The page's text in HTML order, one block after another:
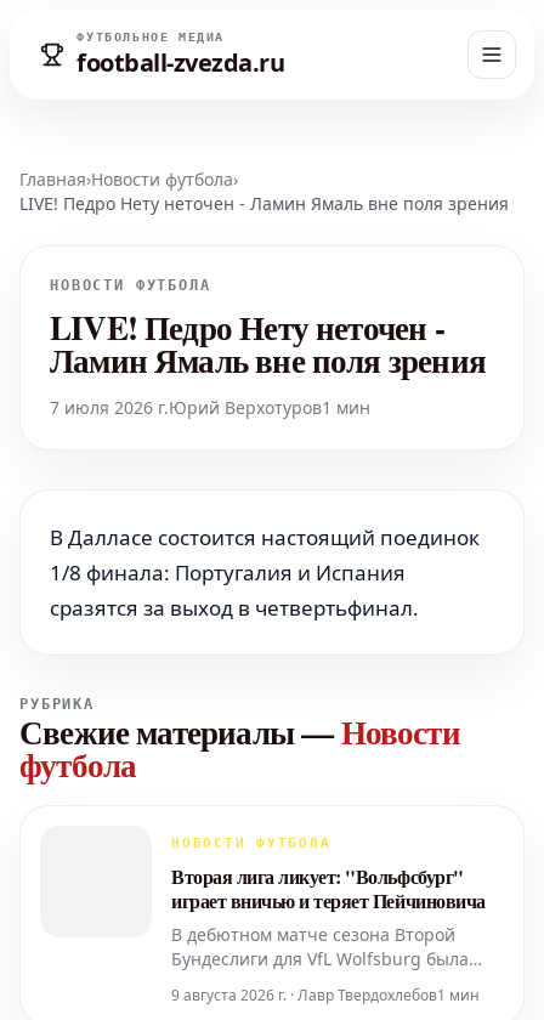
ФУТБОЛЬНОЕ МЕДИА
football-zvezda.ru
Главная›Новости футбола›
LIVE! Педро Нету неточен - Ламин Ямаль вне поля зрения
НОВОСТИ ФУТБОЛА
LIVE! Педро Нету неточен -
Ламин Ямаль вне поля зрения
7 июля 2026 г.Юрий Верхотуров1 мин
В Далласе состоится настоящий поединок
1/8 финала: Португалия и Испания
сразятся за выход в четвертьфинал.
РУБРИКА
Свежие материалы—Новости
футбола
НОВОСТИ ФУТБОЛА
Вторая лига ликует: "Вольфсбург"
играет вничью и теряет Пейчиновича
В дебютном матче сезона Второй
Бундеслиги для VfL Wolfsburg была
зафиксирована нулевая ничья с
командой "Кайзерслаутерн". После
9 августа 2026 г. · Лавр Твердохлебов1 мин